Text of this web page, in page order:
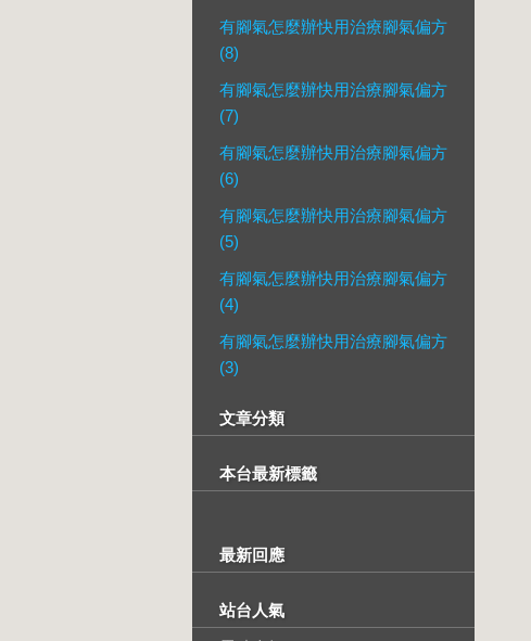
有腳氣怎麼辦快用治療腳氣偏方
(8)
有腳氣怎麼辦快用治療腳氣偏方
(7)
有腳氣怎麼辦快用治療腳氣偏方
(6)
有腳氣怎麼辦快用治療腳氣偏方
(5)
有腳氣怎麼辦快用治療腳氣偏方
(4)
有腳氣怎麼辦快用治療腳氣偏方
(3)
文章分類
本台最新標籤
最新回應
站台人氣